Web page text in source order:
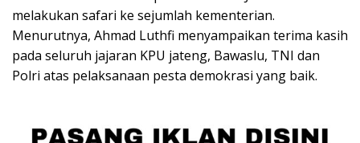
melakukan safari ke sejumlah kementerian.
Menurutnya, Ahmad Luthfi menyampaikan terima kasih
pada seluruh jajaran KPU jateng, Bawaslu, TNI dan
Polri atas pelaksanaan pesta demokrasi yang baik.